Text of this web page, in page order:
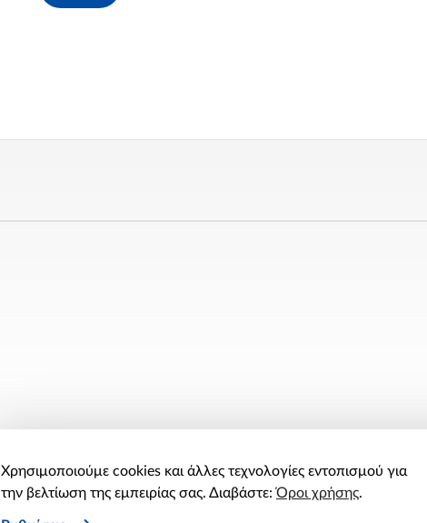
FacebookTwitter
X
LinkedinInstagramYouTube
Χρησιμοποιούμε cookies και άλλες τεχνολογίες εντοπισμού για
την βελτίωση της εμπειρίας σας. Διαβάστε:Όροι χρήσης.